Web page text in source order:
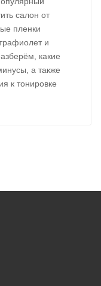
салон от
пленки
и
какие
а также
к тонировке